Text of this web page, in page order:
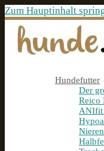
Zum Hauptinhalt
Hundefutter
Der
Reico
ANIfit